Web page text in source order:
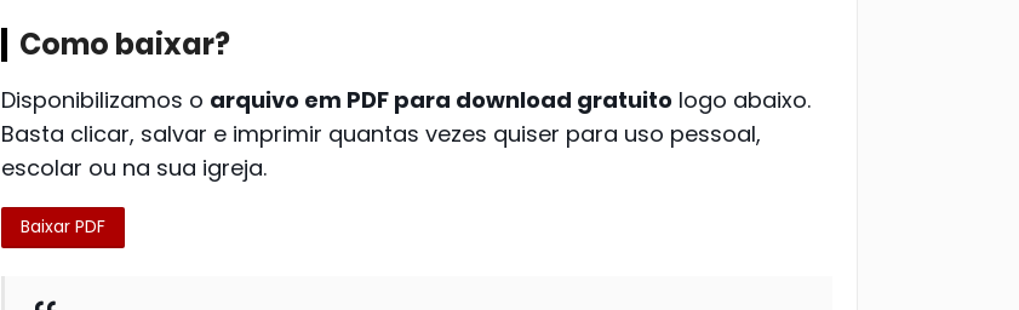
Como baixar?
Disponibilizamos o arquivo em PDF para download gratuito logo abaixo.
Basta clicar, salvar e imprimir quantas vezes quiser para uso pessoal,
escolar ou na sua igreja.
Baixar PDF